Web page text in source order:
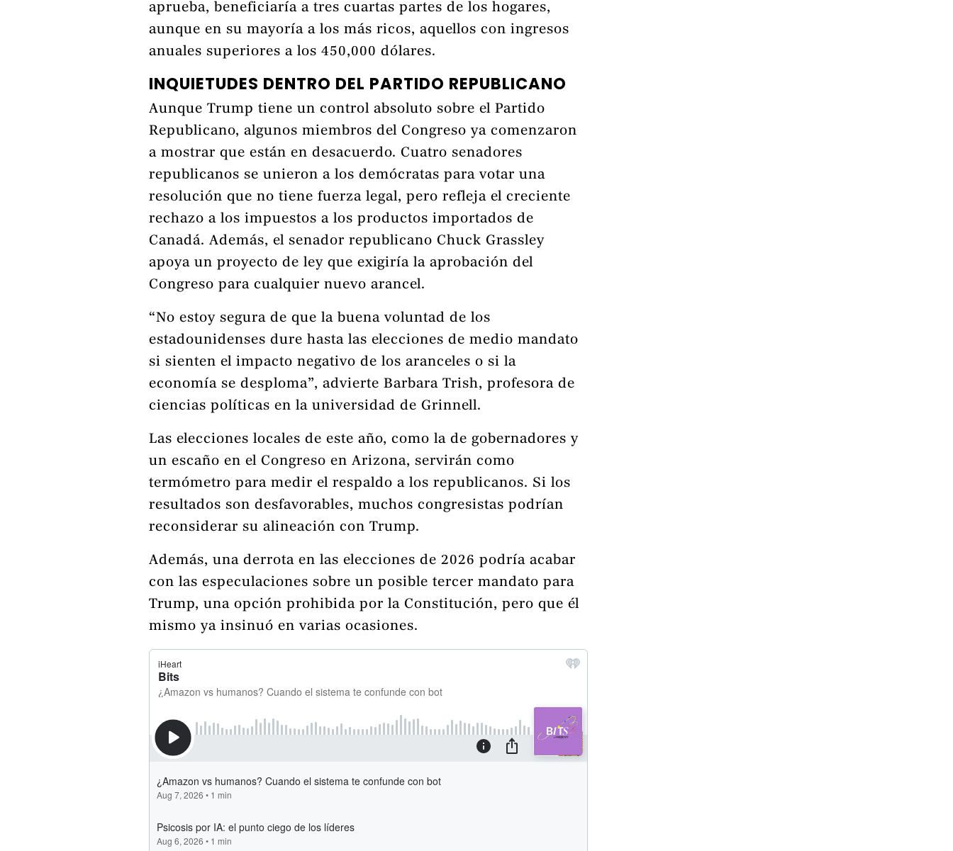
aprueba, beneficiaría a tres cuartas partes de los hogares,
aunque en su mayoría a los más ricos, aquellos con ingresos
anuales superiores a los 450,000 dólares.
INQUIETUDES DENTRO DEL PARTIDO REPUBLICANO
Aunque Trump tiene un control absoluto sobre el Partido
Republicano, algunos miembros del Congreso ya comenzaron
a mostrar que están en desacuerdo. Cuatro senadores
republicanos se unieron a los demócratas para votar una
resolución que no tiene fuerza legal, pero refleja el creciente
rechazo a los impuestos a los productos importados de
Canadá. Además, el senador republicano Chuck Grassley
apoya un proyecto de ley que exigiría la aprobación del
Congreso para cualquier nuevo arancel.
“No estoy segura de que la buena voluntad de los
estadounidenses dure hasta las elecciones de medio mandato
si sienten el impacto negativo de los aranceles o si la
economía se desploma”, advierte Barbara Trish, profesora de
ciencias políticas en la universidad de Grinnell.
Las elecciones locales de este año, como la de gobernadores y
un escaño en el Congreso en Arizona, servirán como
termómetro para medir el respaldo a los republicanos. Si los
resultados son desfavorables, muchos congresistas podrían
reconsiderar su alineación con Trump.
Además, una derrota en las elecciones de 2026 podría acabar
con las especulaciones sobre un posible tercer mandato para
Trump, una opción prohibida por la Constitución, pero que él
mismo ya insinuó en varias ocasiones.